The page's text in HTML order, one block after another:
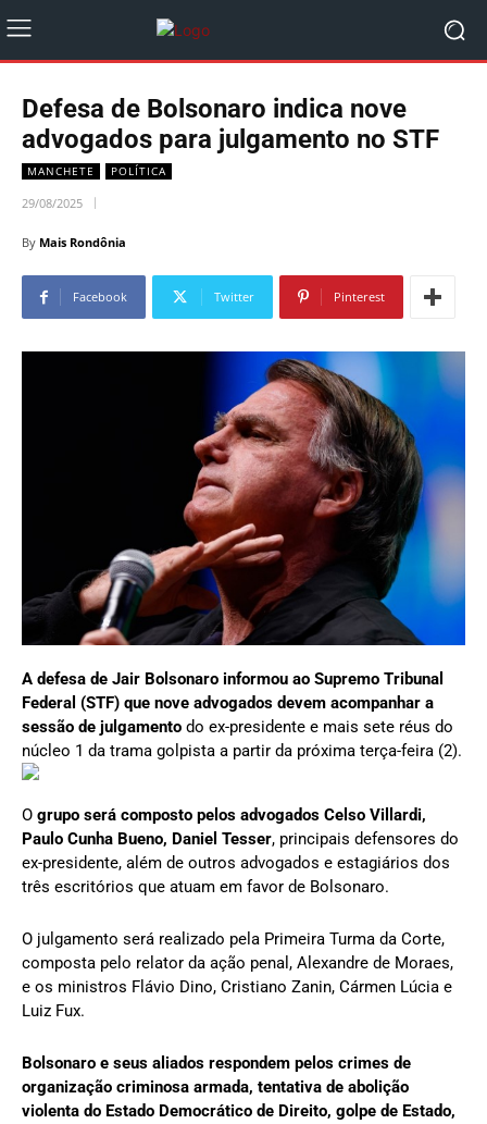
Defesa de Bolsonaro indica nove
advogados para julgamento no STF
MANCHETE POLÍTICA
29/08/2025
By Mais Rondônia
Facebook Twitter Pinterest
A defesa de Jair Bolsonaro informou ao Supremo Tribunal
Federal (STF) que nove advogados devem acompanhar a
sessão de julgamento do ex-presidente e mais sete réus do
núcleo 1 da trama golpista a partir da próxima terça-feira (2).
O grupo será composto pelos advogados Celso Villardi,
Paulo Cunha Bueno, Daniel Tesser, principais defensores do
ex-presidente, além de outros advogados e estagiários dos
três escritórios que atuam em favor de Bolsonaro.
O julgamento será realizado pela Primeira Turma da Corte,
composta pelo relator da ação penal, Alexandre de Moraes,
e os ministros Flávio Dino, Cristiano Zanin, Cármen Lúcia e
Luiz Fux.
Bolsonaro e seus aliados respondem pelos crimes de
organização criminosa armada, tentativa de abolição
violenta do Estado Democrático de Direito, golpe de Estado,